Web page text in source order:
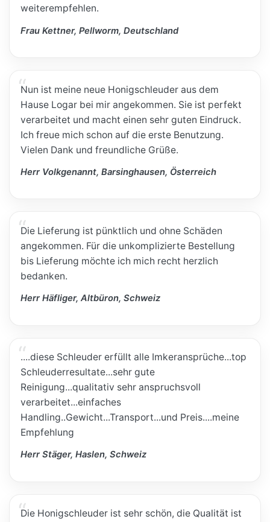
weiterempfehlen.
Frau Kettner, Pellworm, Deutschland
Nun ist meine neue Honigschleuder aus dem
Hause Logar bei mir angekommen. Sie ist perfekt
verarbeitet und macht einen sehr guten Eindruck.
Ich freue mich schon auf die erste Benutzung.
Vielen Dank und freundliche Grüße.
Herr Volkgenannt, Barsinghausen, Österreich
Die Lieferung ist pünktlich und ohne Schäden
angekommen. Für die unkomplizierte Bestellung
bis Lieferung möchte ich mich recht herzlich
bedanken.
Herr Häfliger, Altbüron, Schweiz
....diese Schleuder erfüllt alle Imkeransprüche...top
Schleuderresultate...sehr gute
Reinigung...qualitativ sehr anspruchsvoll
verarbeitet...einfaches
Handling..Gewicht...Transport...und Preis....meine
Empfehlung
Herr Stäger, Haslen, Schweiz
Die Honigschleuder ist sehr schön, die Qualität ist